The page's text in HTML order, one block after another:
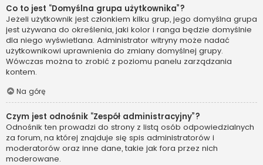
Co to jest “Domyślna grupa użytkownika”?
Jeżeli użytkownik jest członkiem kilku grup, jego domyślna grupa
jest używana do określenia, jaki kolor i ranga będzie domyślnie
dla niego wyświetlana. Administrator witryny może nadać
użytkownikowi uprawnienia do zmiany domyślnej grupy.
Wówczas można to zrobić z poziomu panelu zarządzania
kontem.
Na górę
Czym jest odnośnik “Zespół administracyjny”?
Odnośnik ten prowadzi do strony z listą osób odpowiedzialnych
za forum, na której znajduje się spis administratorów i
moderatorów oraz inne dane, takie jak fora przez nich
moderowane.